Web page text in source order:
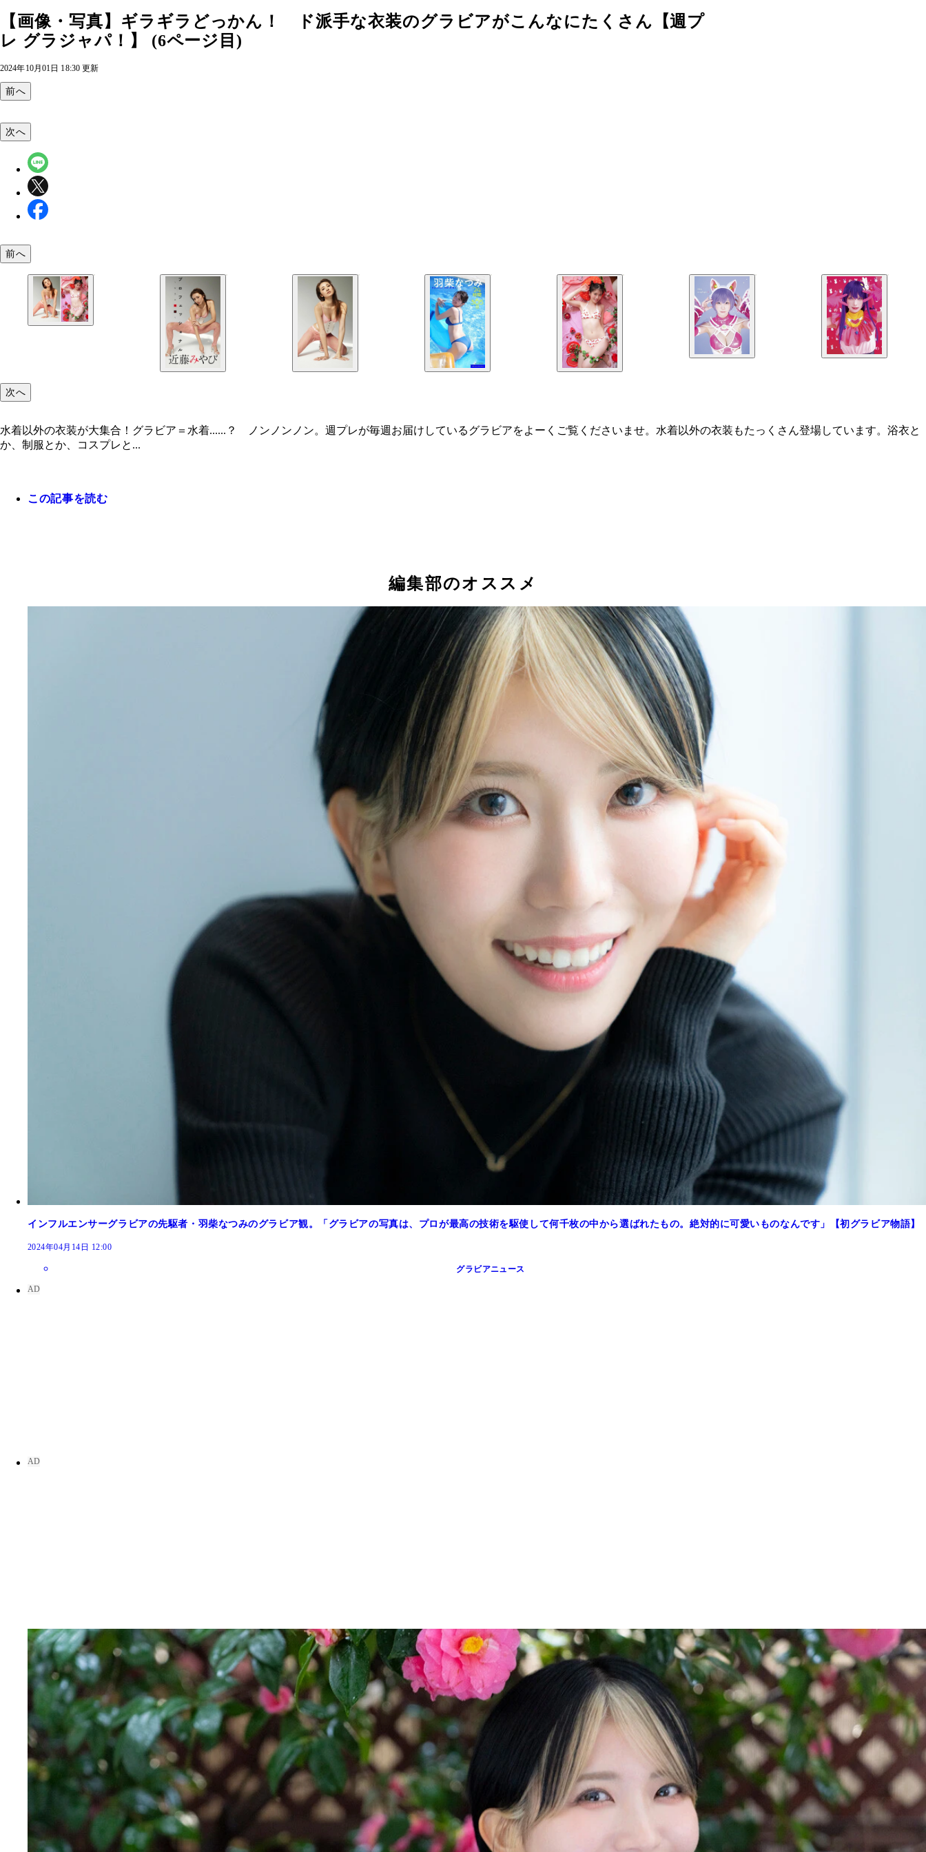
【画像・写真】ギラギラどっかん！ ド派手な衣装のグラビアがこんなにたくさん【週プ
レ グラジャパ！】 (6ページ目)
2024年10月01日 18:30 更新
前へ
近藤みやびデジタル写真集『プロフェッショナル～女王の流儀～』／撮影：笠井爾示
近藤みやびデジタル写真集『プロフェッショナル～女王の流儀～』／撮影：笠井爾示
羽柴なつみデジタル写真集『24時間365日』／撮影：藤本和典
羽柴なつみデジタル写真集『24時間365日』／撮影：藤本和典
次へ
前へ
次へ
水着以外の衣装が大集合！グラビア＝水着......？ ノンノンノン。週プレが毎週お届けしているグラビアをよーくご覧くださいませ。水着以外の衣装もたっくさん登場しています。浴衣と
か、制服とか、コスプレと...
この記事を読む
編集部のオススメ
インフルエンサーグラビアの先駆者・羽柴なつみのグラビア観。「グラビアの写真は、プロが最高の技術を駆使して何千枚の中から選ばれたもの。絶対的に可愛いものなんです」【初グラビア物語】
2024年04月14日 12:00
グラビアニュース